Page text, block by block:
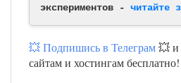
экспериментов - читайте
💥 Подпишись в Телеграм💥 и
сайтам и хостингам бесплатно!